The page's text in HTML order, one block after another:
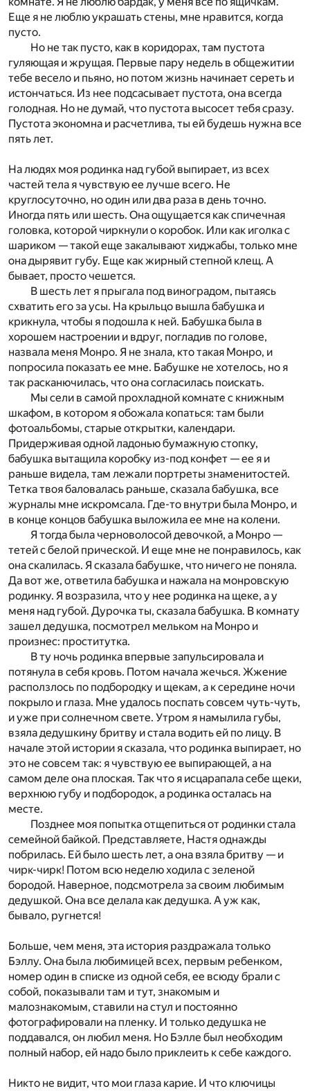
Еще я не люблю украшать стены, мне нравится, когда
пусто.
Но не так пусто, как в коридорах, там пустота
гуляющая и жрущая. Первые пару недель в общежитии
тебе весело и пьяно, но потом жизнь начинает сереть и
истончаться. Из нее подсасывает пустота, она всегда
голодная. Но не думай, что пустота высосет тебя сразу.
Пустота экономна и расчетлива, ты ей будешь нужна все
пять лет.
На людях моя родинка над губой выпирает, из всех
частей тела я чувствую ее лучше всего. Не
круглосуточно, но один или два раза в день точно.
Иногда пять или шесть. Она ощущается как спичечная
головка, которой чиркнули о коробок. Или как иголка с
шариком — такой еще закалывают хиджабы, только мне
она дырявит губу. Еще как жирный степной клещ. А
бывает, просто чешется.
В шесть лет я прыгала под виноградом, пытаясь
схватить его за усы. На крыльцо вышла бабушка и
крикнула, чтобы я подошла к ней. Бабушка была в
хорошем настроении и вдруг, погладив по голове,
назвала меня Монро. Я не знала, кто такая Монро, и
попросила показать ее мне. Бабушке не хотелось, но я
так расканючилась, что она согласилась поискать.
Мы сели в самой прохладной комнате с книжным
шкафом, в котором я обожала копаться: там были
фотоальбомы, старые открытки, календари.
Придерживая одной ладонью бумажную стопку,
бабушка вытащила коробку из-под конфет — ее я и
раньше видела, там лежали портреты знаменитостей.
Тетка твоя баловалась раньше, сказала бабушка, все
журналы мне искромсала. Где-то внутри была Монро, и
в конце концов бабушка выложила ее мне на колени.
Я тогда была черноволосой девочкой, а Монро —
тетей с белой прической. И еще мне не понравилось, как
она скалилась. Я сказала бабушке, что ничего не поняла.
Да вот же, ответила бабушка и нажала на монровскую
родинку. Я возразила, что у нее родинка на щеке, а у
меня над губой. Дурочка ты, сказала бабушка. В комнату
зашел дедушка, посмотрел мельком на Монро и
произнес: проститутка.
В ту ночь родинка впервые запульсировала и
потянула в себя кровь. Потом начала жечься. Жжение
расползлось по подбородку и щекам, а к середине ночи
покрыло и глаза. Мне удалось поспать совсем чуть-чуть,
и уже при солнечном свете. Утром я намылила губы,
взяла дедушкину бритву и стала водить ей по лицу. В
начале этой истории я сказала, что родинка выпирает, но
это не совсем так: я чувствую ее выпирающей, а на
самом деле она плоская. Так что я исцарапала себе щеки,
верхнюю губу и подбородок, а родинка осталась на
месте.
Позднее моя попытка отщепиться от родинки стала
семейной байкой. Представляете, Настя однажды
побрилась. Ей было шесть лет, а она взяла бритву — и
чирк-чирк! Потом всю неделю ходила с зеленой
бородой. Наверное, подсмотрела за своим любимым
дедушкой. Она все делала как дедушка. А уж как,
бывало, ругнется!
Больше, чем меня, эта история раздражала только
Бэллу. Она была любимицей всех, первым ребенком,
номер один в списке из одной себя, ее всюду брали с
собой, показывали там и тут, знакомым и
малознакомым, ставили на стул и постоянно
фотографировали на пленку. И только дедушка не
поддавался, он любил меня. Но Бэлле был необходим
полный набор, ей надо было приклеить к себе каждого.
Никто не видит, что мои глаза карие. И что ключицы